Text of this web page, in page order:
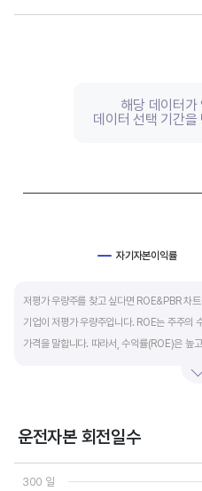
Chart
자기자본이익률
해당 데이터가
데이터 선택 기간을
저평가 우량주를 찾고 싶다면 ROE&PBR 차
기업이 저평가 우량주입니다. ROE는 주주의
가격을 말합니다. 따라서, 수익률(ROE)은 높
운전자본 회전일수
Chart
Line chart with 3 lines.
300 일